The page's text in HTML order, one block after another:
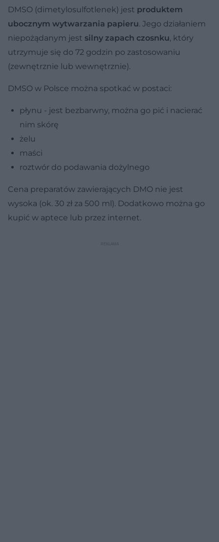
DMSO (dimetylosulfotlenek) jest produktem
ubocznym wytwarzania papieru. Jego działaniem
niepożądanym jest silny zapach czosnku, który
utrzymuje się do 72 godzin po zastosowaniu
(zewnętrznie lub wewnętrznie).
DMSO w Polsce można spotkać w postaci:
płynu - jest bezbarwny, można go pić i nacierać
nim skórę
żelu
maści
roztwór do podawania dożylnego
Cena preparatów zawierających DMO nie jest
wysoka (ok. 30 zł za 500 ml). Dodatkowo można go
kupić w aptece lub przez internet.